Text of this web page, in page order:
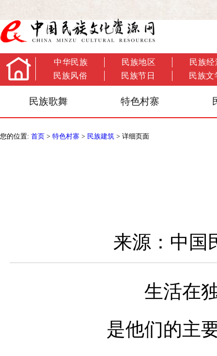
中华民族 民族地区
民族经
民族风俗
民族节日 民族文
民族歌舞 特色村寨
您的位置: 首页 > 特色村寨 > 民族建筑 > 详细页面
来源：中国
生活在独
是他们的主